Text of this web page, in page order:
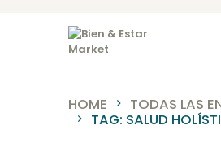
HOME
TODAS LAS
TAG: SALUD
INICIO